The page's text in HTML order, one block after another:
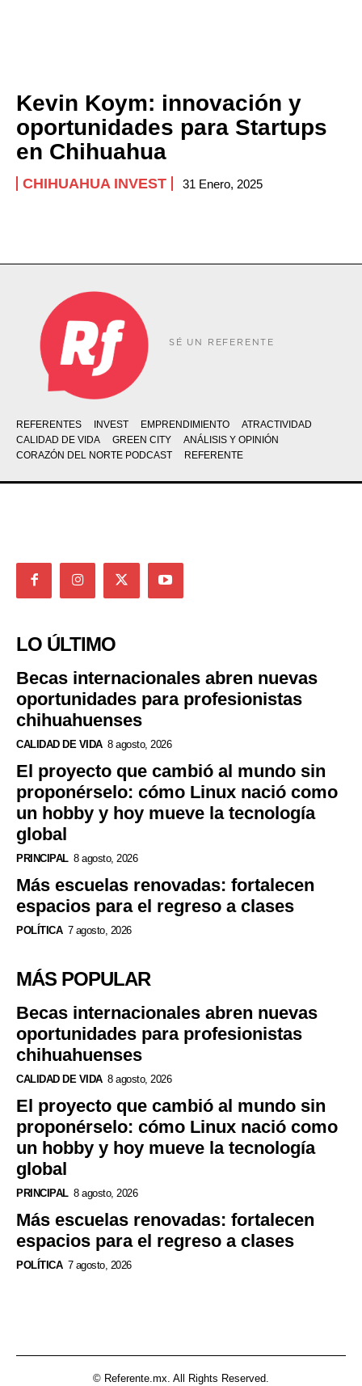
Kevin Koym: innovación y
oportunidades para Startups
en Chihuahua
CHIHUAHUA INVEST 31 Enero, 2025
SÉ UN REFERENTE
REFERENTES INVEST EMPRENDIMIENTO
ATRACTIVIDAD
CALIDAD DE VIDA
GREEN CITY
ANÁLISIS Y OPINIÓN
CORAZÓN DEL NORTE PODCAST
REFERENTE
LO ÚLTIMO
Becas internacionales abren nuevas
oportunidades para profesionistas
chihuahuenses
CALIDAD DE VIDA 8 agosto, 2026
El proyecto que cambió al mundo sin
proponérselo: cómo Linux nació como
un hobby y hoy mueve la tecnología
global
PRINCIPAL 8 agosto, 2026
Más escuelas renovadas: fortalecen
espacios para el regreso a clases
POLÍTICA 7 agosto, 2026
MÁS POPULAR
Becas internacionales abren nuevas
oportunidades para profesionistas
chihuahuenses
CALIDAD DE VIDA 8 agosto, 2026
El proyecto que cambió al mundo sin
proponérselo: cómo Linux nació como
un hobby y hoy mueve la tecnología
global
PRINCIPAL 8 agosto, 2026
Más escuelas renovadas: fortalecen
espacios para el regreso a clases
POLÍTICA 7 agosto, 2026
© Referente.mx. All Rights Reserved.